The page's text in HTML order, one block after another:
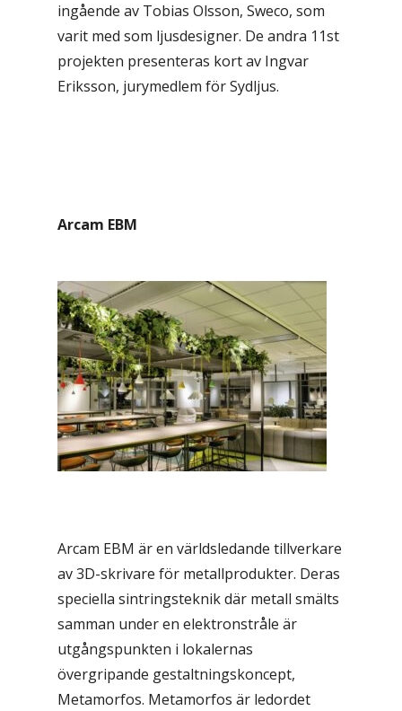
ingående av Tobias Olsson, Sweco, som
varit med som ljusdesigner. De andra 11st
projekten presenteras kort av Ingvar
Eriksson, jurymedlem för Sydljus.
Arcam EBM
Arcam EBM är en världsledande tillverkare
av 3D-skrivare för metall­produkter. Deras
speciella sintringsteknik där metall smälts
samman under en elektronstråle är
utgångspunkten i lokalernas
övergripande gestaltningskoncept,
Metamorfos. Metamorfos är ledordet